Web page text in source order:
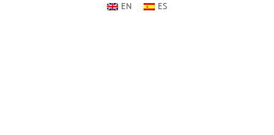
EN ES